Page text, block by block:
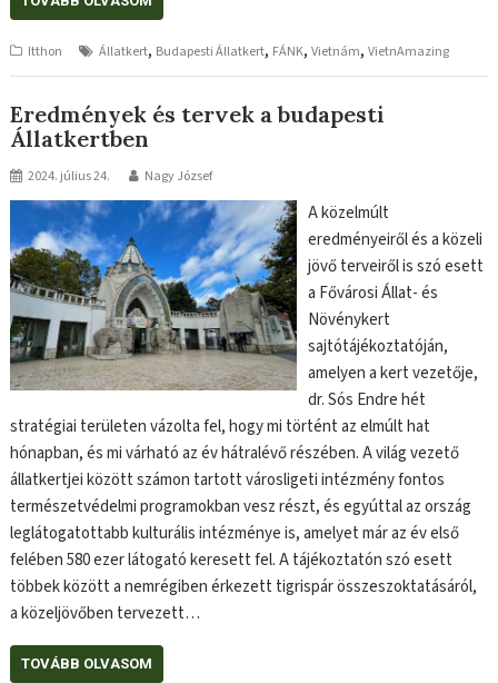
Itthon Állatkert, Budapesti Állatkert, FÁNK,Vietnám,VietnAmazing
Eredmények és tervek a budapesti
Állatkertben
2024. július 24. Nagy József
A közelmúlt
eredményeiről és a közeli
jövő terveiről is szó esett
a Fővárosi Állat- és
Növénykert
sajtótájékoztatóján,
amelyen a kert vezetője,
dr. Sós Endre hét
stratégiai területen vázolta fel, hogy mi történt az elmúlt hat
hónapban, és mi várható az év hátralévő részében. A világ vezető
állatkertjei között számon tartott városligeti intézmény fontos
természetvédelmi programokban vesz részt, és egyúttal az ország
leglátogatottabb kulturális intézménye is, amelyet már az év első
felében 580 ezer látogató keresett fel. A tájékoztatón szó esett
többek között a nemrégiben érkezett tigrispár összeszoktatásáról,
a közeljövőben tervezett…
TOVÁBB OLVASOM